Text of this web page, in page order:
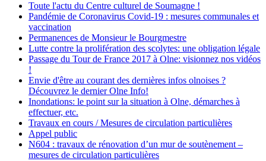
Toute l'actu du Centre culturel de Soumagne !
Pandémie de Coronavirus Covid-19 : mesures communales et
vaccination
Permanences de Monsieur le Bourgmestre
Lutte contre la prolifération des scolytes: une obligation légale
Passage du Tour de France 2017 à Olne: visionnez nos vidéos
!
Envie d'être au courant des dernières infos olnoises ?
Découvrez le dernier Olne Info!
Inondations: le point sur la situation à Olne, démarches à
effectuer, etc.
Travaux en cours / Mesures de circulation particulières
Appel public
N604 : travaux de rénovation d’un mur de soutènement –
mesures de circulation particulières